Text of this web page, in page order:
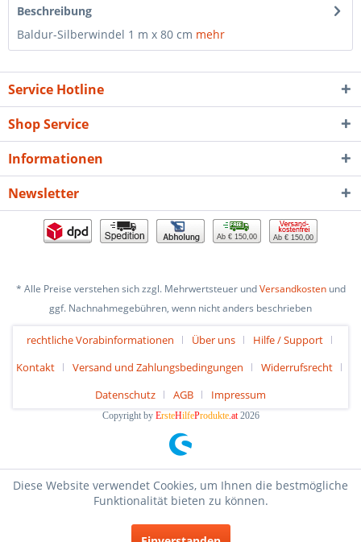
Beschreibung
Baldur-Silberwindel 1 m x 80 cm mehr
Service Hotline
Shop Service
Informationen
Newsletter
Ab € 150,00 Ab € 150,00
* Alle Preise verstehen sich zzgl. Mehrwertsteuer undVersandkostenund
ggf. Nachnahmegebühren, wenn nicht anders beschrieben
rechtliche Vorabinformationen Über uns
Hilfe / Support
Kontakt
Versand und Zahlungsbedingungen
Widerrufsrecht
Datenschutz
AGB Impressum
Copyright by ErsteHilfeProdukte.at2026
Diese Website verwendet Cookies, um Ihnen die bestmögliche
Funktionalität bieten zu können.